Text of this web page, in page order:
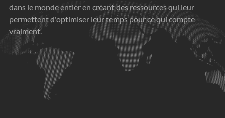
dans le monde entier en créant des ressources qui leur
permettent d'optimiser leur temps pour ce qui compte
vraiment.